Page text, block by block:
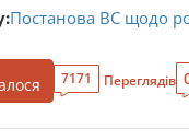
Постанова ВС щодо
7171 Переглядів